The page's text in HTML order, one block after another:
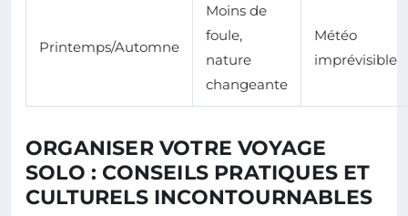
Printemps/Automne
Moins de
foule,
nature
changeante
Météo
imprévisible
ORGANISER VOTRE VOYAGE
SOLO : CONSEILS PRATIQUES ET
CULTURELS INCONTOURNABLES